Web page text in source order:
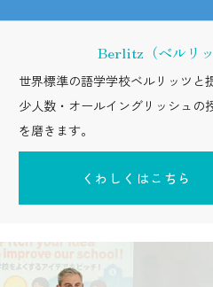
Berlitz（ベルリ
世界標準の語学学校ベルリッツと
少人数・オールイングリッシュの
を磨きます。
くわしくはこちら